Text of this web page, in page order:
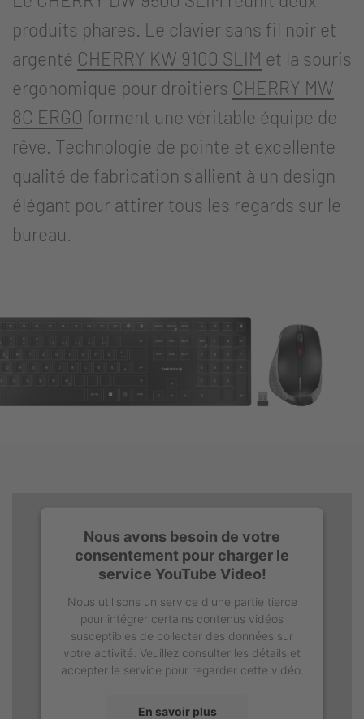
produits phares. Le clavier sans fil noir et
argenté CHERRY KW 9100 SLIM et la souris
ergonomique pour droitiers CHERRY MW
8C ERGO forment une véritable équipe de
rêve. Technologie de pointe et excellente
qualité de fabrication s'allient à un design
élégant pour attirer tous les regards sur le
bureau.
Nous avons besoin de votre
consentement pour charger le
service YouTube Video!
Nous utilisons un service d'une partie tierce
pour intégrer certains contenus vidéos
susceptibles de collecter des données sur
votre activité. Veuillez consulter les détails et
accepter le service pour regarder cette vidéo.
En savoir plus